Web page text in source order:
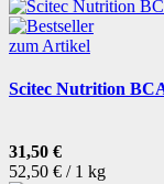
zum Artikel
Scitec Nutrition
31,50 €
52,50 € / 1 kg